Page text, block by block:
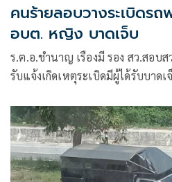
คนร้ายลอบวางระเบิดร
อบต. หญิง บาดเจ็บ
ร.ต.อ.ชำนาญ เรืองมี รอง สว.สอบ
รับแจ้งเกิดเหตุระเบิดมีผู้ได้รับบาดเ